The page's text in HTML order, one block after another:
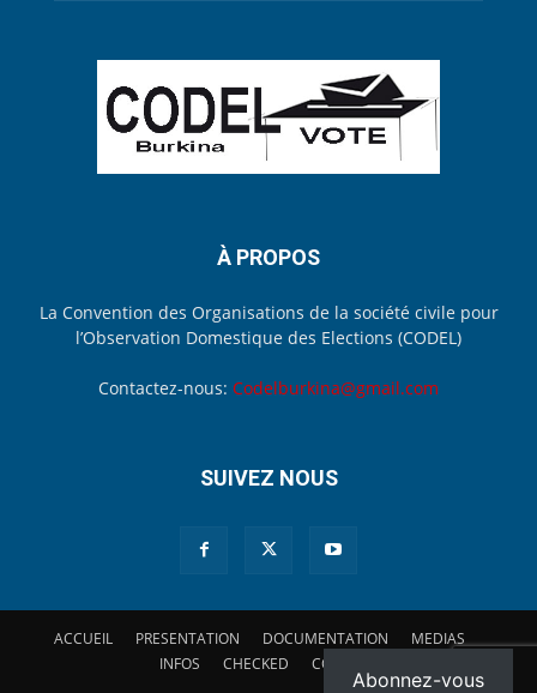
À PROPOS
La Convention des Organisations de la société civile pour
l’Observation Domestique des Elections (CODEL)
Contactez-nous: Codelburkina@gmail.com
SUIVEZ NOUS
ACCUEIL PRESENTATION DOCUMENTATION
MEDIAS
INFOS
CHECKED CONTACT
Abonnez-vous